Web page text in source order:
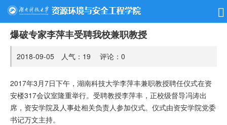
爆破专家李萍丰受聘我校兼职教授
2018-09-05 人气： 19 评论： 0
2017年3月7日下午，湖南科技大学李萍丰兼职教授聘任仪式在资
安楼317会议室隆重举行。受聘教授李萍丰，正校级督导冯涛出
席，资安学院及人事处相关负责人参加仪式。仪式由资安学院党委
书记万文主持。